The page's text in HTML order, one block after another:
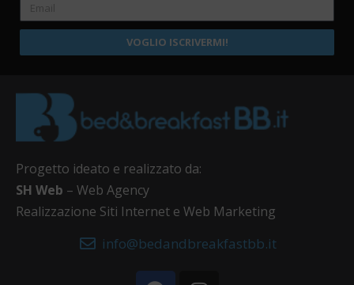
VOGLIO ISCRIVERMI!
Progetto ideato e realizzato da:
SH Web – Web Agency
Realizzazione Siti Internet e Web Marketing
info@bedandbreakfastbb.it